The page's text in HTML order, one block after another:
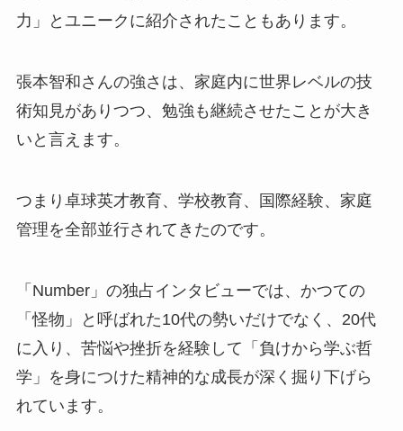
力」とユニークに紹介されたこともあります。
張本智和さんの強さは、家庭内に世界レベルの技
術知見がありつつ、勉強も継続させたことが大き
いと言えます。
つまり卓球英才教育、学校教育、国際経験、家庭
管理を全部並行されてきたのです。
「Number」の独占インタビューでは、かつての
「怪物」と呼ばれた10代の勢いだけでなく、20代
に入り、苦悩や挫折を経験して「負けから学ぶ哲
学」を身につけた精神的な成長が深く掘り下げら
れています。